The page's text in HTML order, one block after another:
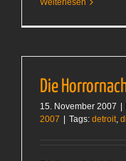
Weiterlesen
Die
15. November 2007
2007
Tags: detroit,